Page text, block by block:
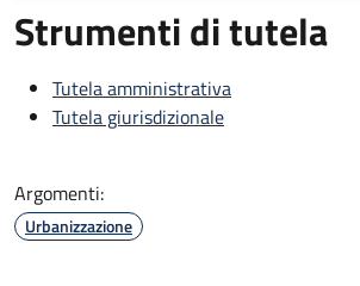
Strumenti di tutela
Tutela amministrativa
Tutela giurisdizionale
Argomenti:
Urbanizzazione